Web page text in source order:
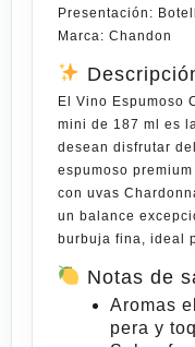
Presentación:
Marca: Chandon
El Vino Espumoso
mini de 187 ml es
desean disfrutar
espumoso
con uvas
un balance
burbuja fina
, ideal
Notas de
Aromas
pera y